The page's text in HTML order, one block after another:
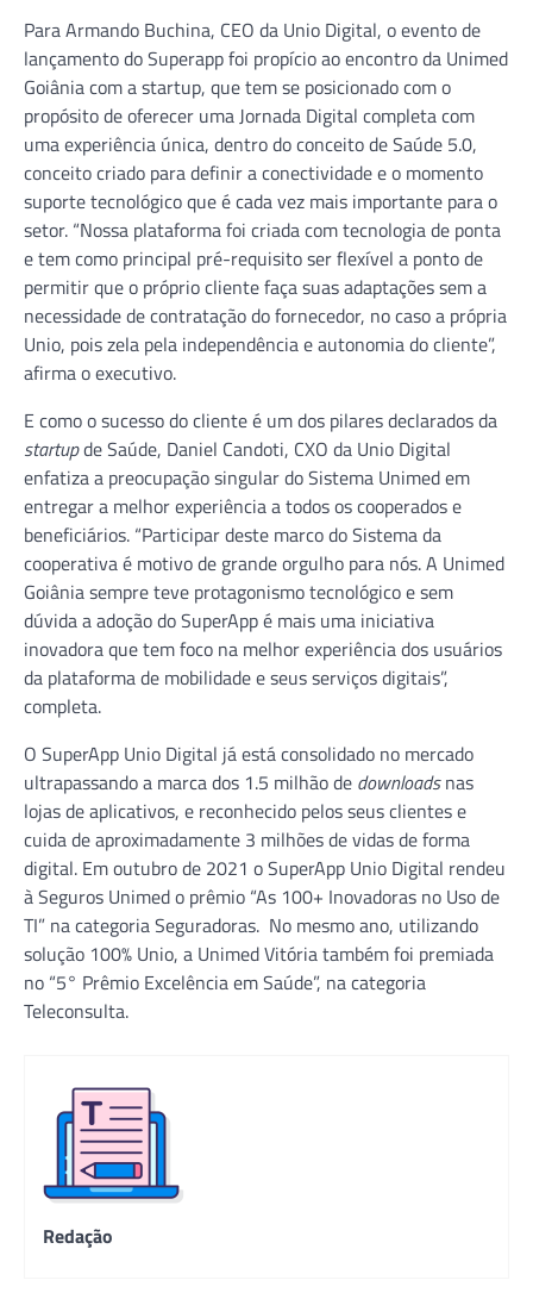
Para Armando Buchina, CEO da Unio Digital, o evento de
lançamento do Superapp foi propício ao encontro da Unimed
Goiânia com a startup, que tem se posicionado com o
propósito de oferecer uma Jornada Digital completa com
uma experiência única, dentro do conceito de Saúde 5.0,
conceito criado para definir a conectividade e o momento
suporte tecnológico que é cada vez mais importante para o
setor. “Nossa plataforma foi criada com tecnologia de ponta
e tem como principal pré-requisito ser flexível a ponto de
permitir que o próprio cliente faça suas adaptações sem a
necessidade de contratação do fornecedor, no caso a própria
Unio, pois zela pela independência e autonomia do cliente”,
afirma o executivo.
E como o sucesso do cliente é um dos pilares declarados da
startupde Saúde, Daniel Candoti, CXO da Unio Digital
enfatiza a preocupação singular do Sistema Unimed em
entregar a melhor experiência a todos os cooperados e
beneficiários. “Participar deste marco do Sistema da
cooperativa é motivo de grande orgulho para nós. A Unimed
Goiânia sempre teve protagonismo tecnológico e sem
dúvida a adoção do SuperApp é mais uma iniciativa
inovadora que tem foco na melhor experiência dos usuários
da plataforma de mobilidade e seus serviços digitais”,
completa.
O SuperApp Unio Digital já está consolidado no mercado
ultrapassando a marca dos 1.5 milhão de downloadsnas
lojas de aplicativos, e reconhecido pelos seus clientes e
cuida de aproximadamente 3 milhões de vidas de forma
digital. Em outubro de 2021 o SuperApp Unio Digital rendeu
à Seguros Unimed o prêmio “As 100+ Inovadoras no Uso de
TI” na categoria Seguradoras. No mesmo ano, utilizando
solução 100% Unio, a Unimed Vitória também foi premiada
no “5° Prêmio Excelência em Saúde”, na categoria
Teleconsulta.
Redação